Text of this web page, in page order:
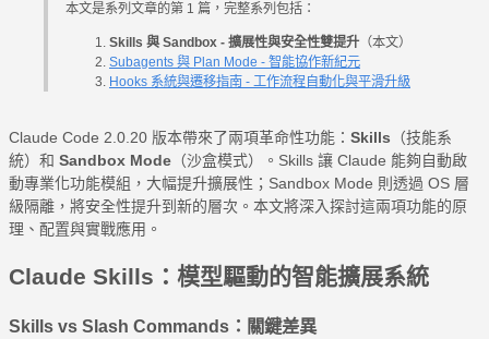
本文是系列文章的第 1 篇，完整系列包括：
Skills 與 Sandbox - 擴展性與安全性雙提升 （本文）
Subagents 與 Plan Mode - 智能協作新紀元
Hooks 系統與遷移指南 - 工作流程自動化與平滑升級
Claude Code 2.0.20 版本帶來了兩項革命性功能： Skills （技能系
統）和 Sandbox Mode （沙盒模式）。Skills 讓 Claude 能夠自動啟
動專業化功能模組，大幅提升擴展性；Sandbox Mode 則透過 OS 層
級隔離，將安全性提升到新的層次。本文將深入探討這兩項功能的原
理、配置與實戰應用。
Claude Skills：模型驅動的智能擴展系統
Skills vs Slash Commands：關鍵差異